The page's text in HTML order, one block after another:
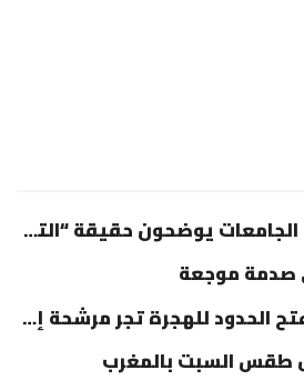
حقيقة “التوقيت الميسر” ورسوم التسجيل
موجعة
للهجرة تجر مرشحة إلى القضاء
طقس السبت بالمغرب